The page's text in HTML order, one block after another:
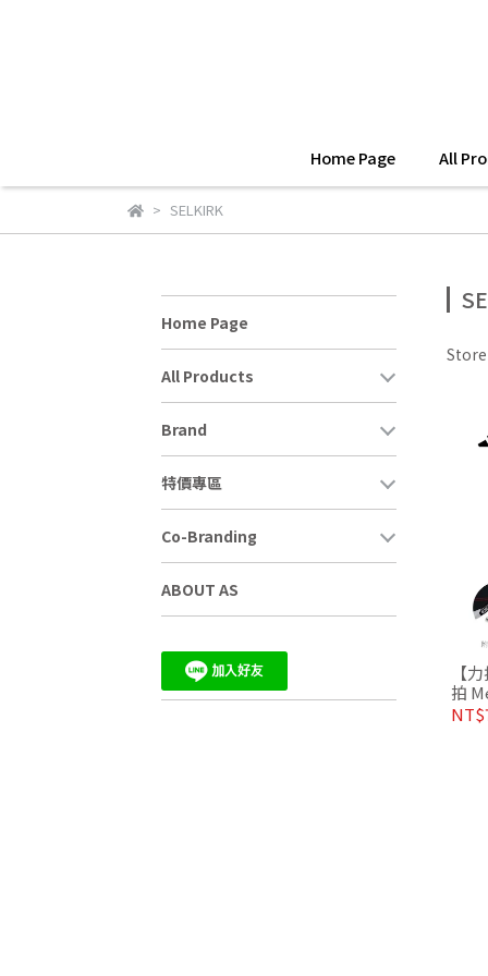
Home Page All
SELKIRK
Home Page
All Products
Brand
特價專區
Co-Branding
ABOUT AS
【
拍